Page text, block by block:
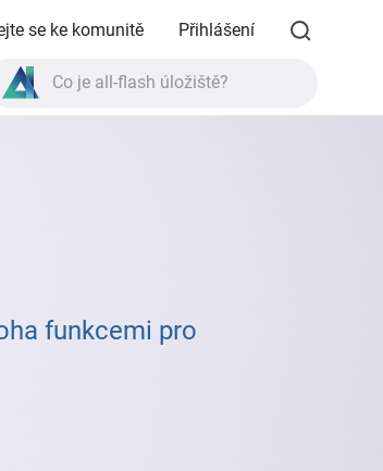
se ke komunitě Přihlášení
Co je all-flash úložiště?
funkcemi pro